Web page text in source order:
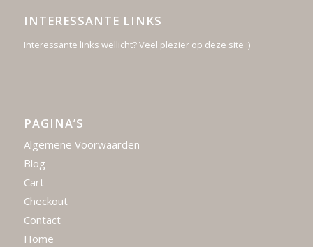
INTERESSANTE LINKS
Interessante links wellicht? Veel plezier op deze site :)
PAGINA’S
Algemene Voorwaarden
Blog
Cart
Checkout
Contact
Home